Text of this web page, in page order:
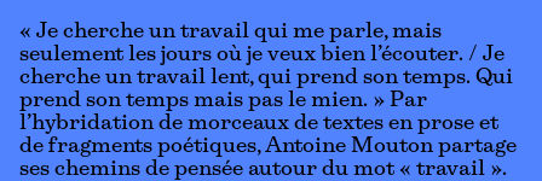
« Je cherche un travail qui me parle, mais
seulement les jours où je veux bien l’écouter. / Je
cherche un travail lent, qui prend son temps. Qui
prend son temps mais pas le mien. » Par
l’hybridation de morceaux de textes en prose et
de fragments poétiques, Antoine Mouton partage
ses chemins de pensée autour du mot « travail ».